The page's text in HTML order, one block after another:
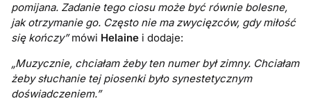
pomijana. Zadanie tego ciosu może być równie bolesne,
jak otrzymanie go. Często nie ma zwycięzców, gdy miłość
się kończy”mówi Helaine i dodaje:
„Muzycznie, chciałam żeby ten numer był zimny. Chciałam
żeby słuchanie tej piosenki było synestetycznym
doświadczeniem.”